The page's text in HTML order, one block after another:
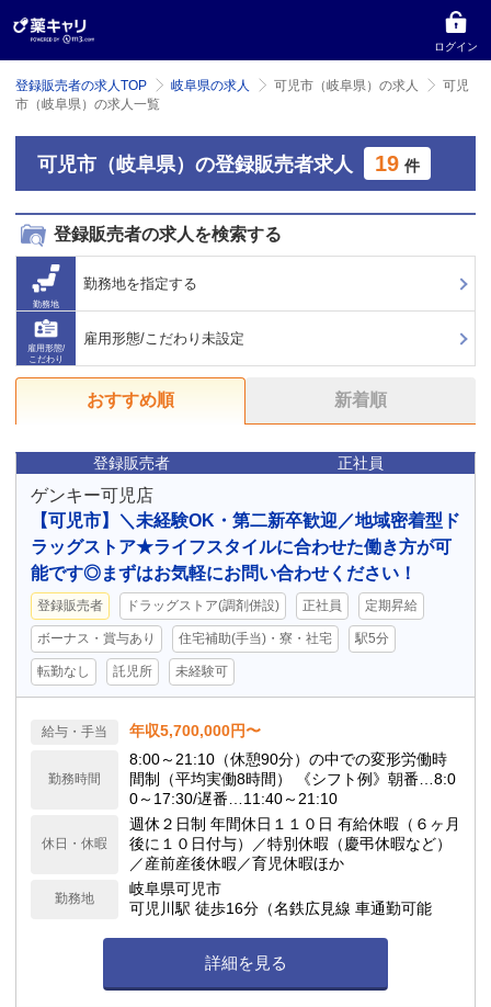
ログイン
登録販売者の求人TOP 岐阜県の求人 可児市（岐阜県）の求人
可児
市（岐阜県）の求人一覧
可児市（岐阜県）の登録販売者求人 19 件
登録販売者の求人を検索する
勤務地
勤務地を指定する
雇用形態/
こだわり
雇用形態/こだわり未設定
おすすめ順 新着順
登録販売者 正社員
ゲンキー可児店
【可児市】＼未経験OK・第二新卒歓迎／地域密着型ド
ラッグストア★ライフスタイルに合わせた働き方が可
能です◎まずはお気軽にお問い合わせください！
登録販売者 ドラッグストア(調剤併設) 正社員 定期昇給
ボーナス・賞与あり 住宅補助(手当)・寮・社宅 駅5分
転勤なし 託児所 未経験可
給与・手当 年収5,700,000円〜
勤務時間
8:00～21:10（休憩90分）の中での変形労働時
間制（平均実働8時間） 《シフト例》朝番…8:0
0～17:30/遅番…11:40～21:10
休日・休暇
週休２日制 年間休日１１０日 有給休暇（６ヶ月
後に１０日付与）／特別休暇（慶弔休暇など）
／産前産後休暇／育児休暇ほか
勤務地
岐阜県可児市
可児川駅 徒歩16分（名鉄広見線 車通勤可能
詳細を見る